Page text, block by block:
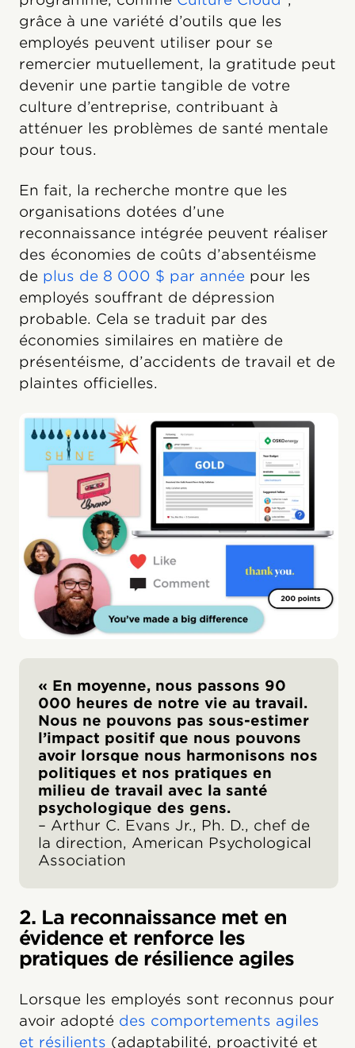
grâce à une variété d’outils que les
employés peuvent utiliser pour se
remercier mutuellement, la gratitude peut
devenir une partie tangible de votre
culture d’entreprise, contribuant à
atténuer les problèmes de santé mentale
pour tous.
En fait, la recherche montre que les
organisations dotées d’une
reconnaissance intégrée peuvent réaliser
des économies de coûts d’absentéisme
de plus de 8 000 $ par année pour les
employés souffrant de dépression
probable. Cela se traduit par des
économies similaires en matière de
présentéisme, d’accidents de travail et de
plaintes officielles.
« En moyenne, nous passons 90
000 heures de notre vie au travail.
Nous ne pouvons pas sous-estimer
l’impact positif que nous pouvons
avoir lorsque nous harmonisons nos
politiques et nos pratiques en
milieu de travail avec la santé
psychologique des gens.
– Arthur C. Evans Jr., Ph. D., chef de
la direction, American Psychological
Association
2. La reconnaissance met en
évidence et renforce les
pratiques de résilience agiles
Lorsque les employés sont reconnus pour
avoir adopté des comportements agiles
et résilients (adaptabilité, proactivité et